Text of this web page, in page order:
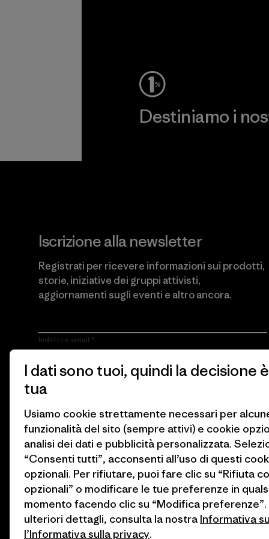
Destiniamo i
Iscrizione alla newsletter
Registrati per ricevere informazioni sui prodotti,
storie, iniziative dei gruppi attivisti,
aggiornamenti sugli eventi e altro ancora.
Indirizzo email
Cliccando sul pulsante Iscriviti, accetto che Patagonia utilizzi il
mio indirizzo e-mail e mi invii e-mail con informazioni sui
prodotti, storie, iniziative dei gruppi attivisti, aggiornamenti sugli
di Patagonia.
Iscriviti
I dati sono tuoi, quindi la decisione è
tua
Usiamo cookie strettamente necessari per
funzionalità del sito (sempre attivi) e cookie
analisi dei dati e pubblicità personalizzata.
“Consenti tutti”, acconsenti all’uso di questi
opzionali. Per rifiutare, puoi fare clic su “Rifiuta
opzionali” o modificare le tue preferenze in
momento facendo clic su “Modifica preferenze”.
ulteriori dettagli, consulta la nostra Informativa
l’Informativa sulla privacy.